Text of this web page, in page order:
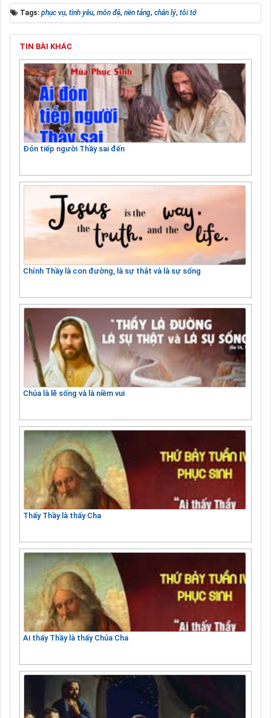
Tags: phục vụ, tình yêu, môn đệ, nền tảng, chân lý, tôi tớ
TIN BÀI KHÁC
Đón tiếp người Thầy sai đến
Chính Thầy là con đường, là sự thật và là sự sống
Chúa là lẽ sống và là niềm vui
Thấy Thầy là thấy Cha
Ai thấy Thầy là thấy Chúa Cha